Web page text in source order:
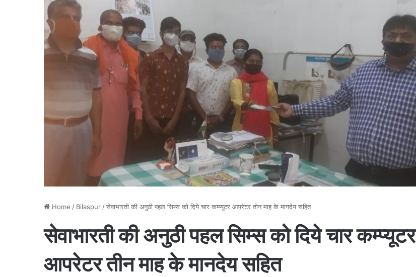
Home / Bilaspur /सेवाभारती की अनुठी पहल सिम्स को दिये चार कम्प्यूटर आपरेटर तीन माह के मानदेय सहित
सेवाभारती की अनुठी पहल सिम्स को दिये चार कम्प्यूटर
आपरेटर तीन माह के मानदेय सहित